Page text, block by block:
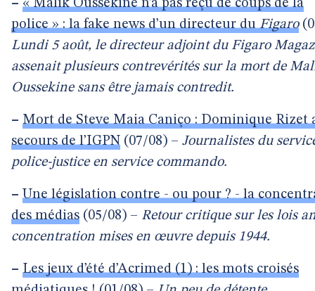
– « Malik Oussekine n’a pas reçu de coups de la
police » : la fake news d’un directeur duFigaro
Lundi 5 août, le directeur adjoint du Figaro
assenait plusieurs contrevérités sur la mort de
Oussekine sans être jamais contredit.
– Mort de Steve Maia Caniço : Dominique Rizet
secours de l’IGPN (07/08) – Journalistes du
police-justice en service commando.
– Une législation contre - ou pour ? - la
des médias (05/08) – Retour critique sur les lois
concentration mises en œuvre depuis 1944.
– Les jeux d’été d’Acrimed (1) : les mots croisés